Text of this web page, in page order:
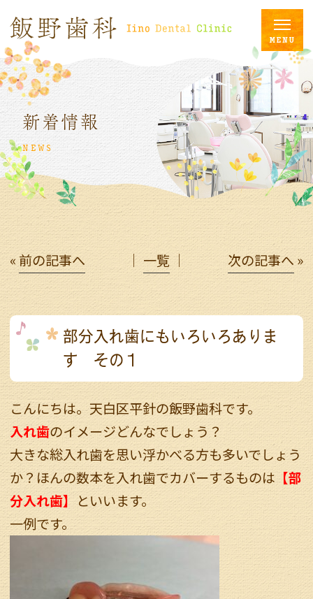
新着情報
NEWS
« 前の記事へ │ 一覧 │ 次の記事へ»
部分入れ歯にもいろいろありま
す その１
こんにちは。天白区平針の飯野歯科です。
入れ歯のイメージどんなでしょう？
大きな総入れ歯を思い浮かべる方も多いでしょう
か？ほんの数本を入れ歯でカバーするものは【部
分入れ歯】といいます。
一例です。